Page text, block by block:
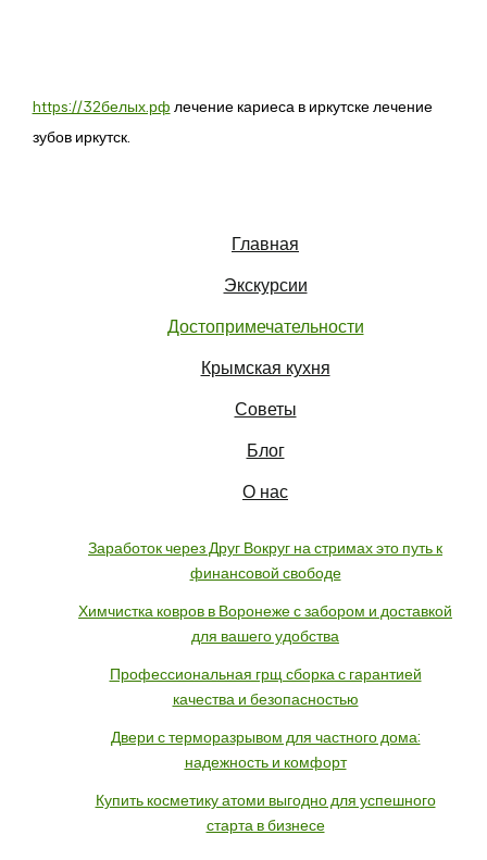
https://32белых.рф лечение кариеса в иркутске лечение
зубов иркутск.
Главная
Экскурсии
Достопримечательности
Крымская кухня
Советы
Блог
О нас
Заработок через Друг Вокруг на стримах это путь к
финансовой свободе
Химчистка ковров в Воронеже с забором и доставкой
для вашего удобства
Профессиональная грщ сборка с гарантией
качества и безопасностью
Двери с терморазрывом для частного дома:
надежность и комфорт
Купить косметику атоми выгодно для успешного
старта в бизнесе